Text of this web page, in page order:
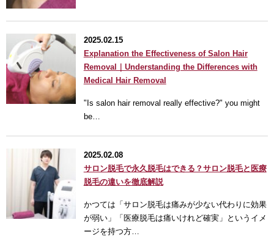
2025.02.15
Explanation the Effectiveness of Salon Hair
Removal｜Understanding the Differences with
Medical Hair Removal
"Is salon hair removal really effective?" you might
be…
2025.02.08
サロン脱毛で永久脱毛はできる？サロン脱毛と医療
脱毛の違いを徹底解説
かつては「サロン脱毛は痛みが少ない代わりに効果
が弱い」「医療脱毛は痛いけれど確実」というイメ
ージを持つ方…